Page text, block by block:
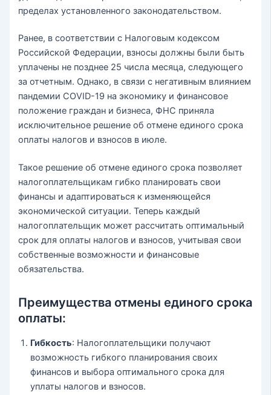
пределах установленного законодательством.
Ранее, в соответствии с Налоговым кодексом
Российской Федерации, взносы должны были быть
уплачены не позднее 25 числа месяца, следующего
за отчетным. Однако, в связи с негативным влиянием
пандемии COVID-19 на экономику и финансовое
положение граждан и бизнеса, ФНС приняла
исключительное решение об отмене единого срока
оплаты налогов и взносов в июле.
Такое решение об отмене единого срока позволяет
налогоплательщикам гибко планировать свои
финансы и адаптироваться к изменяющейся
экономической ситуации. Теперь каждый
налогоплательщик может рассчитать оптимальный
срок для оплаты налогов и взносов, учитывая свои
собственные возможности и финансовые
обязательства.
Преимущества отмены единого срока
оплаты:
Гибкость: Налогоплательщики получают
возможность гибкого планирования своих
финансов и выбора оптимального срока для
уплаты налогов и взносов.